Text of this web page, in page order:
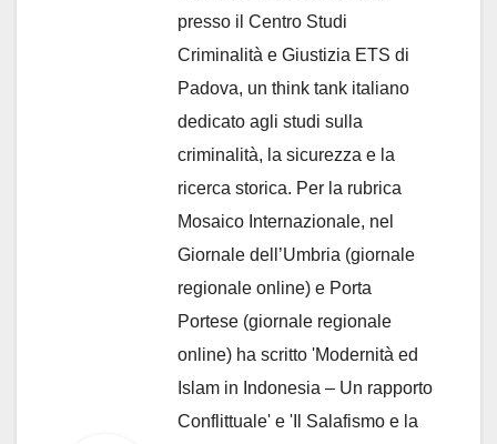
presso il Centro Studi
Criminalità e Giustizia ETS di
Padova, un think tank italiano
dedicato agli studi sulla
criminalità, la sicurezza e la
ricerca storica. Per la rubrica
Mosaico Internazionale, nel
Giornale dell’Umbria (giornale
regionale online) e Porta
Portese (giornale regionale
online) ha scritto 'Modernità ed
Islam in Indonesia – Un rapporto
Conflittuale' e 'Il Salafismo e la